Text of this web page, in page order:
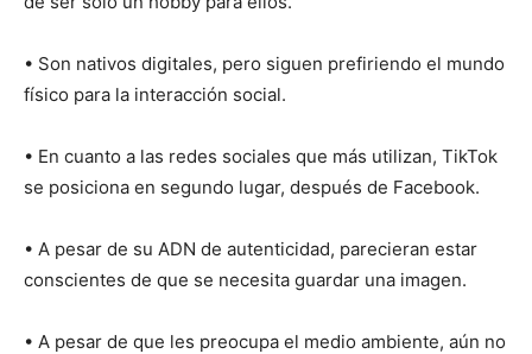
• Son nativos digitales, pero siguen prefiriendo el mundo
físico para la interacción social.
• En cuanto a las redes sociales que más utilizan, TikTok
se posiciona en segundo lugar, después de Facebook.
• A pesar de su ADN de autenticidad, parecieran estar
conscientes de que se necesita guardar una imagen.
• A pesar de que les preocupa el medio ambiente, aún no